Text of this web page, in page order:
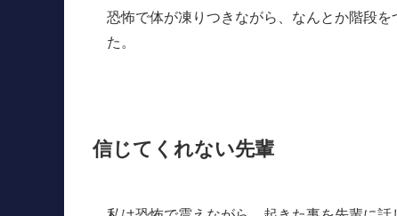
恐怖で体が凍りつきながら、なんとか階段
た。
信じてくれない先輩